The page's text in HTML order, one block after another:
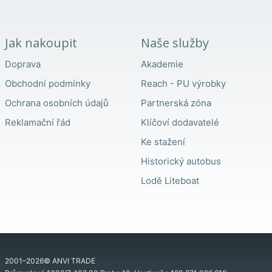
Jak nakoupit
Doprava
Obchodní podmínky
Ochrana osobních údajů
Reklamační řád
Naše služby
Akademie
Reach - PU výrobky
Partnerská zóna
Klíčoví dodavatelé
Ke stažení
Historický autobus
Lodě Liteboat
2001–2026© ANVI TRADE